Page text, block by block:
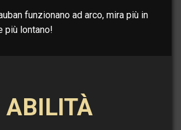
funzionano ad arco, mira più in
più lontano!
ABILITÀ